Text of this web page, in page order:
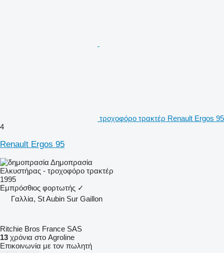
τροχοφόρο τρακτέρ Renault Ergos 95
4
Renault Ergos 95
Δημοπρασία
Ελκυστήρας - τροχοφόρο τρακτέρ
1995
Εμπρόσθιος φορτωτής ✓
Γαλλία, St Aubin Sur Gaillon
Ritchie Bros France SAS
13 χρόνια στο Agroline
Επικοινωνία με τον πωλητή